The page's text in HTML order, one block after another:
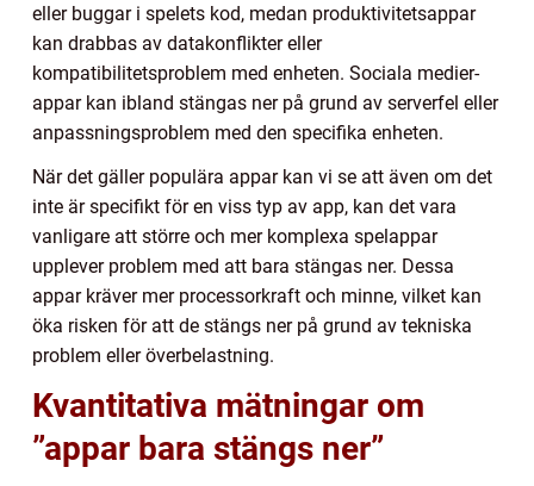
eller buggar i spelets kod, medan produktivitetsappar
kan drabbas av datakonflikter eller
kompatibilitetsproblem med enheten. Sociala medier-
appar kan ibland stängas ner på grund av serverfel eller
anpassningsproblem med den specifika enheten.
När det gäller populära appar kan vi se att även om det
inte är specifikt för en viss typ av app, kan det vara
vanligare att större och mer komplexa spelappar
upplever problem med att bara stängas ner. Dessa
appar kräver mer processorkraft och minne, vilket kan
öka risken för att de stängs ner på grund av tekniska
problem eller överbelastning.
Kvantitativa mätningar om
”appar bara stängs ner”